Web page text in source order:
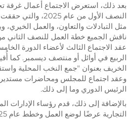
بعد ذلك، استعرض الاجتماع أعمال غرفة
النصف الأول من عام
مثل التبادلات والتعاون، والعمل الخيري،
ناقش الجميع خطة العمل للنصف الثاني
عقد الاجتماع الثالث لأعضاء الدورة
الربيع في أوائل أو منتصف ديسمبر. كما
الخريف بعنوان "جمع النخب المحلية
وعقد اجتماع للمجلس ومحاضرات
الرئيس الدوري وما إلى ذلك.
بالإضافة إلى ذلك، قدم رؤساء الإدارات